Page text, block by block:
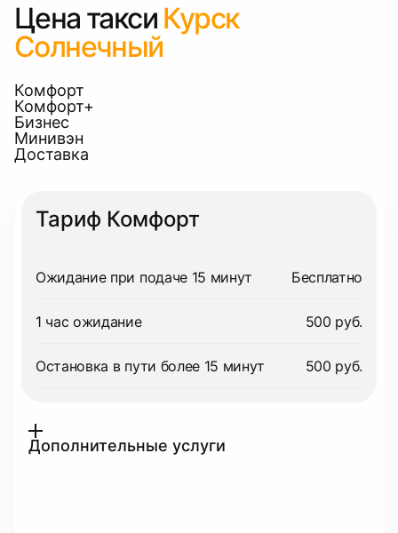
Цена такси Курск
Солнечный
Комфорт
Комфорт+
Бизнес
Минивэн
Доставка
Тариф Комфорт
Ожидание при подаче 15 минут Бесплатно
1 час ожидание 500 руб.
Остановка в пути более 15 минут 500 руб.
Дополнительные услуги